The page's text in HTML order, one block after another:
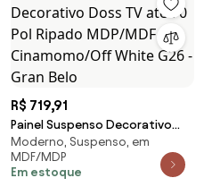
R$ 719,91
Painel Suspenso Decorativo
Doss TV até 70 Pol Ripado
MDP/MDF Cinamomo/Off
White G26 - Gran Belo
Moderno, Suspenso, em
MDF/MDP
Em estoque